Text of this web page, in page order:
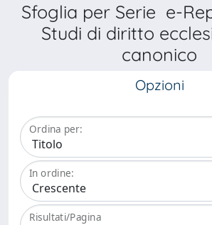
Sfoglia per Serie e-
Studi di diritto
canonico
Opzioni
Ordina per:
In ordine:
Risultati/Pagina